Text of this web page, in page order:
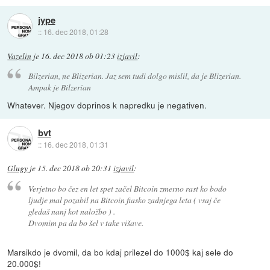
jype
:: 16. dec 2018, 01:28
Vazelin je 16. dec 2018 ob 01:23izjavil:
Bilzerian, ne Blizerian. Jaz sem tudi dolgo mislil, da je Blizerian.
Ampak je Bilzerian
Whatever. Njegov doprinos k napredku je negativen.
bvt
:: 16. dec 2018, 01:31
Glugy je 15. dec 2018 ob 20:31 izjavil:
Verjetno bo čez en let spet začel Bitcoin zmerno rast ko bodo
ljudje mal pozabil na Bitcoin fiasko zadnjega leta ( vsaj če
gledaš nanj kot naložbo ) .
Dvomim pa da bo šel v take višave.
Marsikdo je dvomil, da bo kdaj prilezel do 1000$ kaj sele do
20.000$!